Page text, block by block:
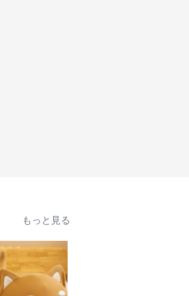
もっと見る